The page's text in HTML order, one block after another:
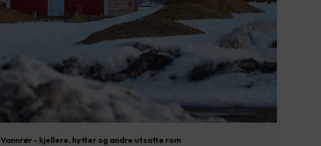
Vannrør - kjellere, hytter og andre utsatte rom